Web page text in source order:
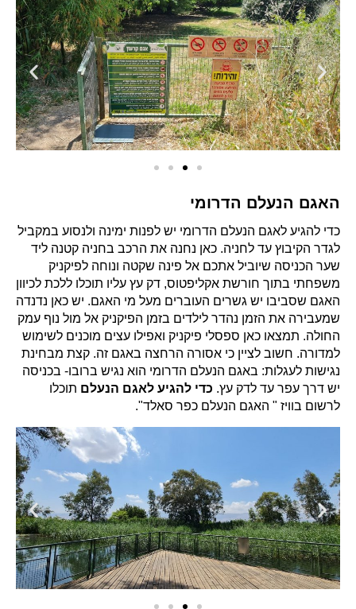
האגם הנעלם הדרומי
כדי להגיע לאגם הנעלם הדרומי יש לפנות ימינה ולנסוע במקביל
לגדר הקיבוץ עד לחניה. כאן נחנה את הרכב בחניה קטנה ליד
שער הכניסה שיוביל אתכם אל פינה שקטה ונוחה לפיקניק
משפחתי בתוך חורשת אקליפטוס, דק עץ עליו תוכלו ללכת לכיוון
האגם שסביבו יש גשרים העוברים מעל מי האגם. יש כאן נדנדה
שמעבירה את הזמן נהדר לילדים בזמן הפיקניק אל מול נוף עמק
החולה. תמצאו כאן ספסלי פיקניק ואפילו עצים מוכנים לשימוש
למדורה. חשוב לציין כי אסורה הרחצה באגם זה. קצת מבחינת
נגישות לעגלות: באגם הנעלם הדרומי הוא נגיש ברובו- בכניסה
יש דרך עפר עד לדק עץ. כדי להגיע לאגם הנעלם תוכלו
לרשום בוויז " האגם הנעלם כפר סאלד".